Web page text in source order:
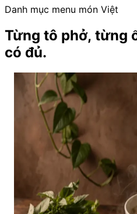
Danh mục menu món Việt
Từng tô phở, từng
có đủ.